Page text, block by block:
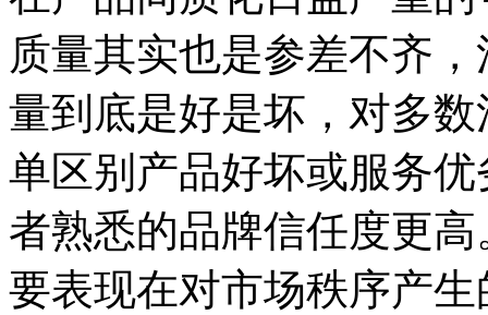
质量其实也是参差不齐
量到底是好是坏，对多
单区别产品好坏或服务
者熟悉的品牌信任度更
要表现在对市场秩序产